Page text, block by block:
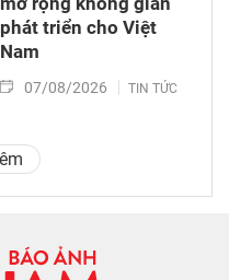
phát triển cho Việt
Nam
07/08/2026 TIN TỨC